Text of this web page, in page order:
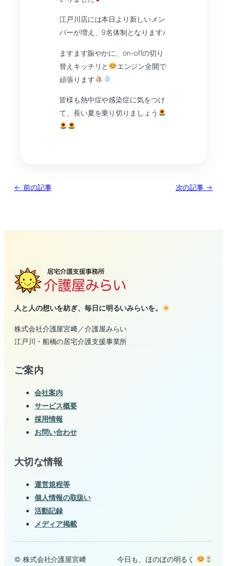
江戸川店には本日より新しいメン
バーが増え、9名体制となります♪
ますます賑やかに、on-offの切り
替えキッチリと
エンジン全開で
頑張ります
皆様も熱中症や感染症に気をつけ
て、長い夏を乗り切りましょう
← 前の記事 次の記事 →
人と人の想いを紡ぎ、毎日に明るいみらいを。
株式会社介護屋宮﨑／介護屋みらい
江戸川・船橋の居宅介護支援事業所
ご案内
会社案内
サービス概要
採用情報
お問い合わせ
大切な情報
運営規程等
個人情報の取扱い
活動記録
メディア掲載
© 株式会社介護屋宮﨑 今日も、ほのぼの明るく